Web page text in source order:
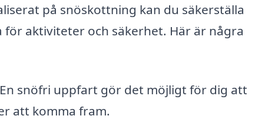
på snöskottning kan du säkerställa
aktiviteter och säkerhet. Här är några
En snöfri uppfart gör det möjligt för dig att
att komma fram.